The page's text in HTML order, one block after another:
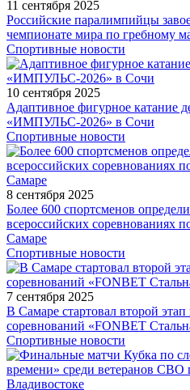
11 сентября 2025
Российские паралимпийцы
чемпионате мира по гребному
Спортивные новости
10 сентября 2025
Адаптивное фигурное катание
«ИМПУЛЬС-2026» в Сочи
Спортивные новости
8 сентября 2025
Более 600 спортсменов
всероссийских соревнованиях
Самаре
Спортивные новости
7 сентября 2025
В Самаре стартовал второй
соревнований «FONBET
Спортивные новости